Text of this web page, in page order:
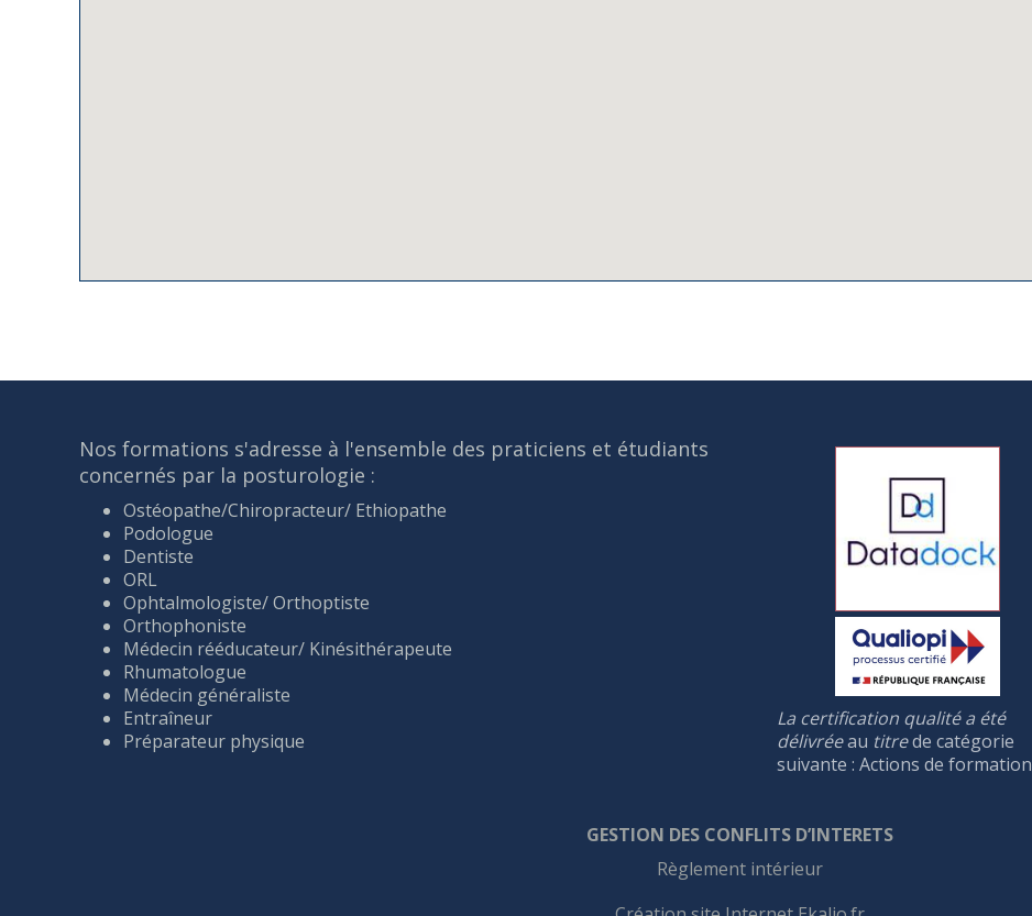
Nos formations s'adresse à l'ensemble des praticiens et étudiants
concernés par la posturologie :
Ostéopathe/Chiropracteur/ Ethiopathe
Podologue
Dentiste
ORL
Ophtalmologiste/ Orthoptiste
Orthophoniste
Médecin rééducateur/ Kinésithérapeute
Rhumatologue
Médecin généraliste
Entraîneur
Préparateur physique
La certification qualité a été
délivréeau titrede catégorie
suivante : Actions de formation
GESTION DES CONFLITS D’INTERETS
Règlement intérieur